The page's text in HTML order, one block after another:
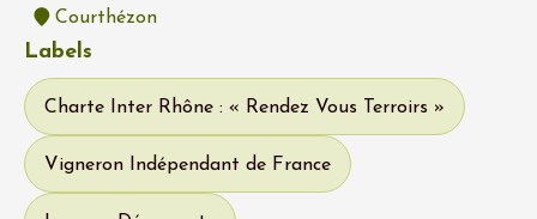
Courthézon
Labels
Charte Inter Rhône : « Rendez Vous Terroirs »
Vigneron Indépendant de France